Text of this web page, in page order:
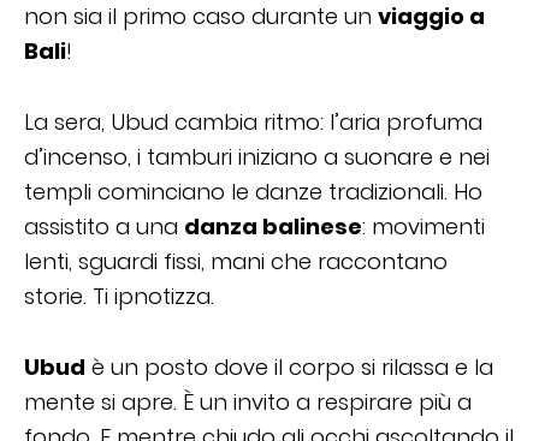
non sia il primo caso durante un viaggio a
Bali!
La sera, Ubud cambia ritmo: l’aria profuma
d’incenso, i tamburi iniziano a suonare e nei
templi cominciano le danze tradizionali. Ho
assistito a una danza balinese: movimenti
lenti, sguardi fissi, mani che raccontano
storie. Ti ipnotizza.
Ubud è un posto dove il corpo si rilassa e la
mente si apre. È un invito a respirare più a